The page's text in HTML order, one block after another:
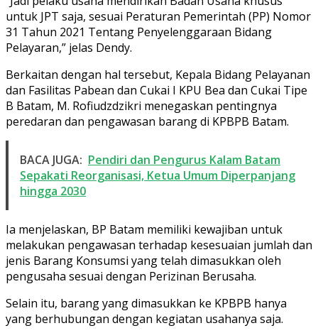
untuk JPT saja, sesuai Peraturan Pemerintah (PP) Nomor
31 Tahun 2021 Tentang Penyelenggaraan Bidang
Pelayaran,” jelas Dendy.
Berkaitan dengan hal tersebut, Kepala Bidang Pelayanan
dan Fasilitas Pabean dan Cukai I KPU Bea dan Cukai Tipe
B Batam, M. Rofiudzdzikri menegaskan pentingnya
peredaran dan pengawasan barang di KPBPB Batam.
BACA JUGA: Pendiri dan Pengurus Kalam Batam
Sepakati Reorganisasi, Ketua Umum Diperpanjang
hingga 2030
Ia menjelaskan, BP Batam memiliki kewajiban untuk
melakukan pengawasan terhadap kesesuaian jumlah dan
jenis Barang Konsumsi yang telah dimasukkan oleh
pengusaha sesuai dengan Perizinan Berusaha.
Selain itu, barang yang dimasukkan ke KPBPB hanya
yang berhubungan dengan kegiatan usahanya saja.